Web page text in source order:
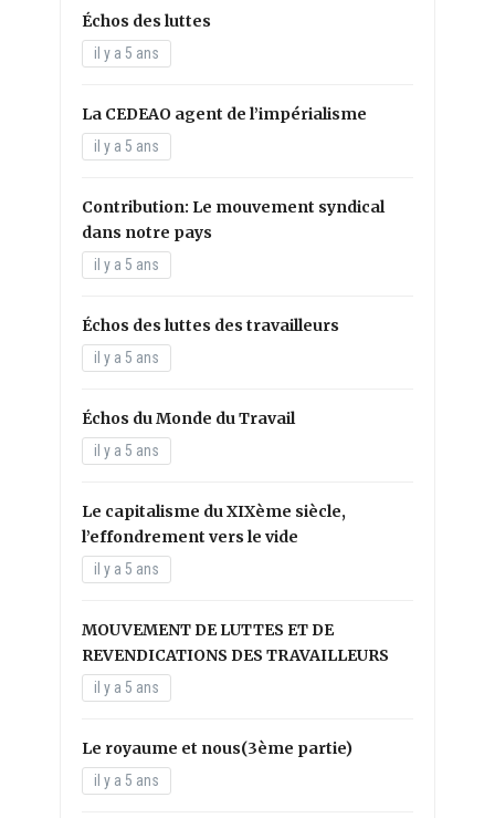
Échos des luttes
il y a 5 ans
La CEDEAO agent de l’impérialisme
il y a 5 ans
Contribution: Le mouvement syndical
dans notre pays
il y a 5 ans
Échos des luttes des travailleurs
il y a 5 ans
Échos du Monde du Travail
il y a 5 ans
Le capitalisme du XIXème siècle,
l’effondrement vers le vide
il y a 5 ans
MOUVEMENT DE LUTTES ET DE
REVENDICATIONS DES TRAVAILLEURS
il y a 5 ans
Le royaume et nous(3ème partie)
il y a 5 ans